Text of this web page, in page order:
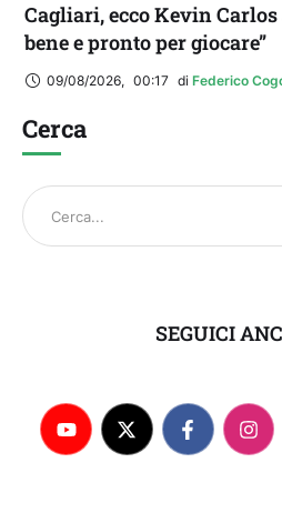
Cagliari, ecco Kevin Carlos
bene e pronto per giocare”
09/08/2026, 00:17 di Federico
Cerca
SEGUICI